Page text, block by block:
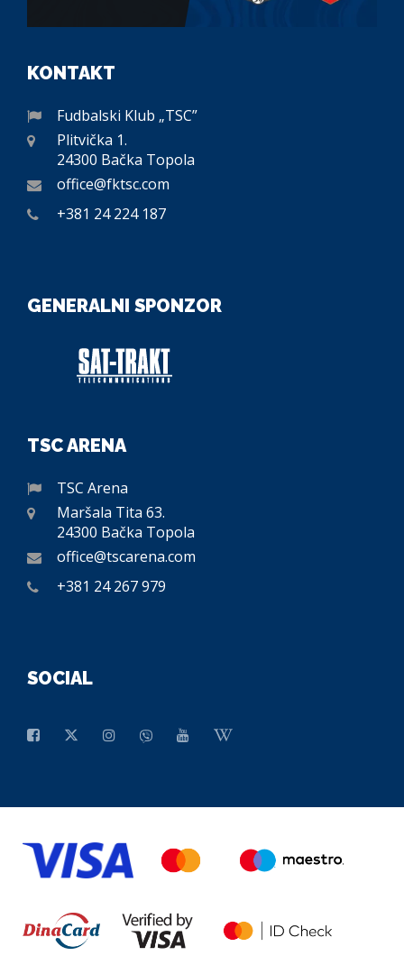
KONTAKT
Fudbalski Klub „TSC”
Plitvička 1.
24300 Bačka Topola
office@fktsc.com
+381 24 224 187
GENERALNI SPONZOR
TSC ARENA
TSC Arena
Maršala Tita 63.
24300 Bačka Topola
office@tscarena.com
+381 24 267 979
SOCIAL